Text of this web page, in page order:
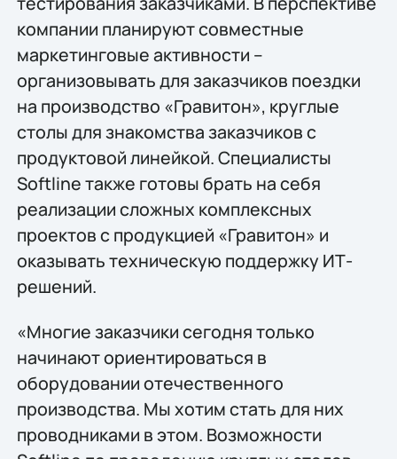
компании планируют совместные
маркетинговые активности –
организовывать для заказчиков поездки
на производство «Гравитон», круглые
столы для знакомства заказчиков с
продуктовой линейкой. Специалисты
Softline также готовы брать на себя
реализации сложных комплексных
проектов с продукцией «Гравитон» и
оказывать техническую поддержку ИТ-
решений.
«Многие заказчики сегодня только
начинают ориентироваться в
оборудовании отечественного
производства. Мы хотим стать для них
проводниками в этом. Возможности